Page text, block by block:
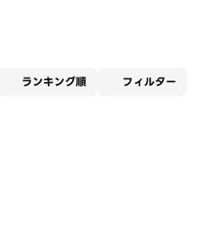
ランキング順 フィルター